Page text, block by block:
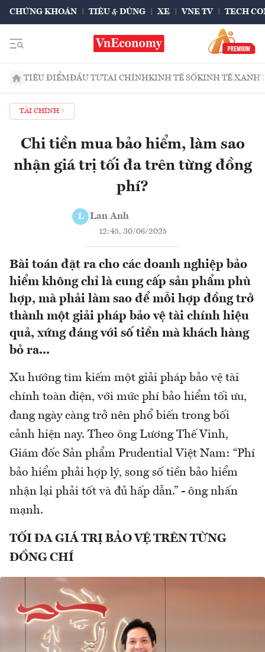
CHỨNG KHOÁN TIÊU & DÙNG XE VNE TV TECH
TIÊU ĐIỂMĐẦU TƯTÀI CHÍNHKINH TẾ SỐKINH TẾ XANH
TÀI CHÍNH
Chi tiền mua bảo hiểm, làm sao
nhận giá trị tối đa trên từng đồng
phí?
L Lan Anh
12:45, 30/06/2025
Bài toán đặt ra cho các doanh nghiệp bảo
hiểm không chỉ là cung cấp sản phẩm phù
hợp, mà phải làm sao để mỗi hợp đồng trở
thành một giải pháp bảo vệ tài chính hiệu
quả, xứng đáng với số tiền mà khách hàng
bỏ ra...
Xu hướng tìm kiếm một giải pháp bảo vệ tài
chính toàn diện, với mức phí bảo hiểm tối ưu,
đang ngày càng trở nên phổ biến trong bối
cảnh hiện nay. Theo ông Lương Thế Vinh,
Giám đốc Sản phẩm Prudential Việt Nam: “Phí
bảo hiểm phải hợp lý, song số tiền bảo hiểm
nhận lại phải tốt và đủ hấp dẫn.” - ông nhấn
mạnh.
TỐI ĐA GIÁ TRỊ BẢO VỆ TRÊN TỪNG
ĐỒNG CHÍ